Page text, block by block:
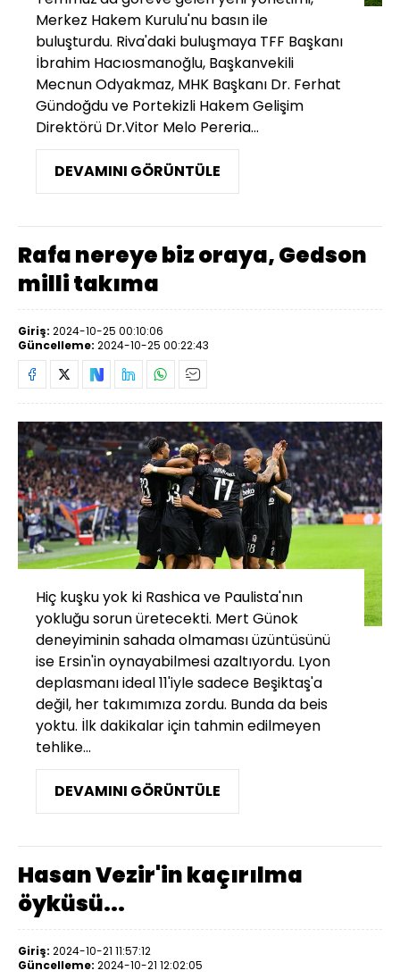
Merkez Hakem Kurulu'nu basın ile
buluşturdu. Riva'daki buluşmaya TFF Başkanı
İbrahim Hacıosmanoğlu, Başkanvekili
Mecnun Odyakmaz, MHK Başkanı Dr. Ferhat
Gündoğdu ve Portekizli Hakem Gelişim
Direktörü Dr.Vitor Melo Pereria...
DEVAMINI GÖRÜNTÜLE
Rafa nereye biz oraya, Gedson
milli takıma
Giriş: 2024-10-25 00:10:06
Güncelleme: 2024-10-25 00:22:43
Hiç kuşku yok ki Rashica ve Paulista'nın
yokluğu sorun üretecekti. Mert Günok
deneyiminin sahada olmaması üzüntüsünü
ise Ersin'in oynayabilmesi azaltıyordu. Lyon
deplasmanı ideal 11'iyle sadece Beşiktaş'a
değil, her takımımıza zordu. Bunda da beis
yoktu. İlk dakikalar için tahmin edilmeyen
tehlike...
DEVAMINI GÖRÜNTÜLE
Hasan Vezir'in kaçırılma
öyküsü...
Giriş: 2024-10-21 11:57:12
Güncelleme: 2024-10-21 12:02:05